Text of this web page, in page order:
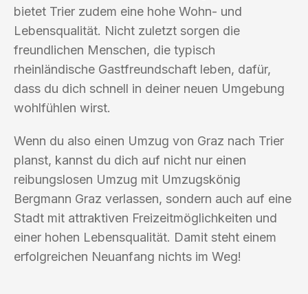
bietet Trier zudem eine hohe Wohn- und
Lebensqualität. Nicht zuletzt sorgen die
freundlichen Menschen, die typisch
rheinländische Gastfreundschaft leben, dafür,
dass du dich schnell in deiner neuen Umgebung
wohlfühlen wirst.
Wenn du also einen Umzug von Graz nach Trier
planst, kannst du dich auf nicht nur einen
reibungslosen Umzug mit Umzugskönig
Bergmann Graz verlassen, sondern auch auf eine
Stadt mit attraktiven Freizeitmöglichkeiten und
einer hohen Lebensqualität. Damit steht einem
erfolgreichen Neuanfang nichts im Weg!